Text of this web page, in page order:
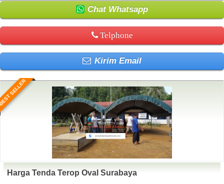
Chat Whatsapp
Telphone
Kirim Email
SELLER
Harga Tenda Terop Oval Surabaya